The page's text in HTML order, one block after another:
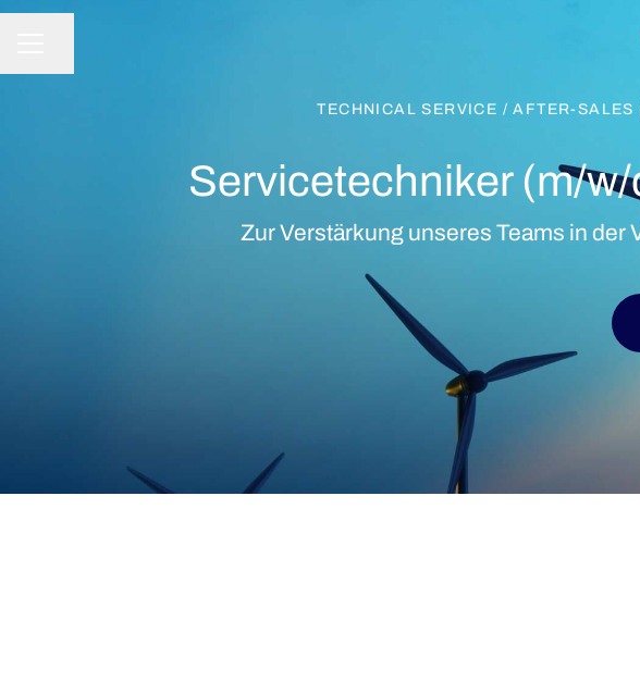
TECHNICAL SERVICE / AFTER-SALES
Servicetechniker (m/
Zur Verstärkung unseres Teams in